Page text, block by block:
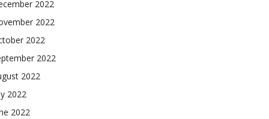
2022
2022
2022
2022
2022
2022
2022